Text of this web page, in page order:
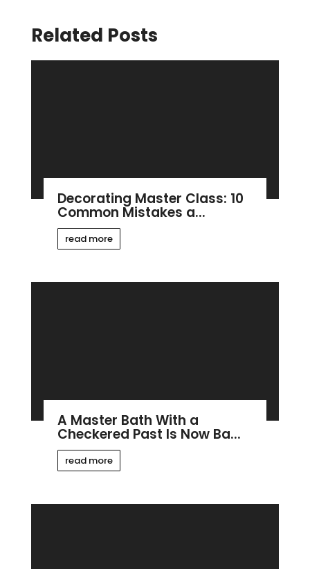
Related Posts
Decorating Master Class: 10
Common Mistakes a...
read more
A Master Bath With a
Checkered Past Is Now Ba...
read more